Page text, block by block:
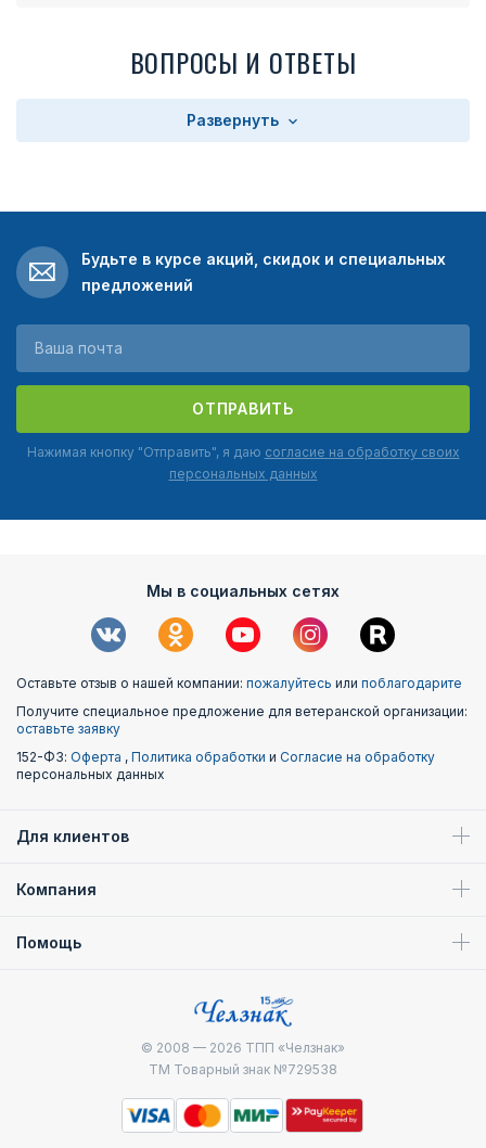
ВОПРОСЫ И ОТВЕТЫ
Развернуть
Будьте в курсе акций, скидок и специальных
предложений
ОТПРАВИТЬ
Нажимая кнопку "Отправить", я даю согласие на обработку своих
персональных данных
Мы в социальных сетях
Оставьте отзыв о нашей компании: пожалуйтесь или поблагодарите
Получите специальное предложение для ветеранской организации:
оставьте заявку
152-ФЗ: Оферта , Политика обработки и Согласие на обработку
персональных данных
Для клиентов
Компания
Помощь
© 2008 — 2026 ТПП «Челзнак»
ТМ Товарный знак №729538